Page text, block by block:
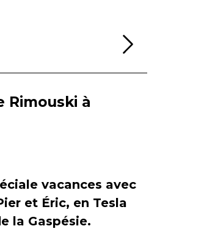
Rimouski à
vacances avec
et Éric, en Tesla
la Gaspésie.